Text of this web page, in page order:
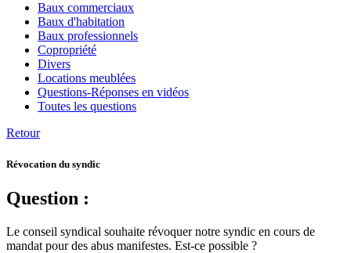
Baux commerciaux
Baux d'habitation
Baux professionnels
Copropriété
Divers
Locations meublées
Questions-Réponses en vidéos
Toutes les questions
Retour
Révocation du syndic
Question :
Le conseil syndical souhaite révoquer notre syndic en cours de
mandat pour des abus manifestes. Est-ce possible ?